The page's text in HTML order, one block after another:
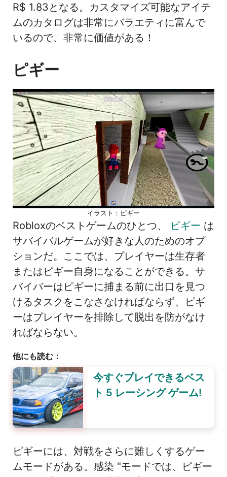
R$ 1.83となる。カスタマイズ可能なアイテ
ムのカタログは非常にバラエティに富んで
いるので、非常に価値がある！
ピギー
イラスト：ピギー
Robloxのベストゲームのひとつ、 ピギー は
サバイバルゲームが好きな人のためのオプ
ションだ。ここでは、プレイヤーは生存者
またはピギー自身になることができる。サ
バイバーはピギーに捕まる前に出口を見つ
けるタスクをこなさなければならず、ピギ
ーはプレイヤーを排除して脱出を防がなけ
ればならない。
他にも読む：
今すぐプレイできるベス
ト 5 レーシング ゲーム!
ピギーには、対戦をさらに難しくするゲー
ムモードがある。感染 "モードでは、ピギー